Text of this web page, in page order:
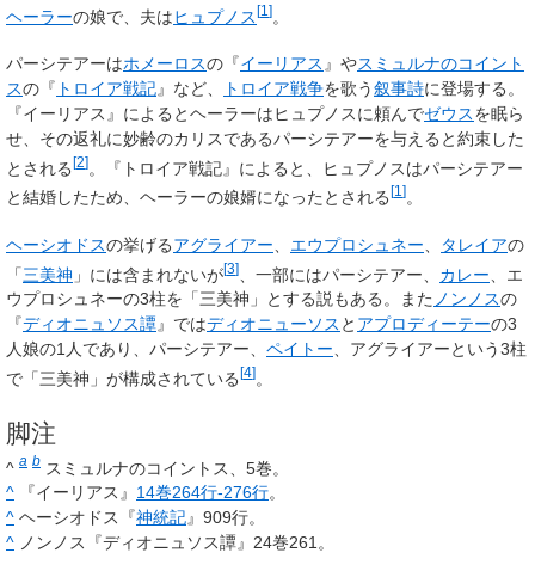
ヘーラーの娘で、夫はヒュプノス [1 ]
パーシテアーはホメーロスの『イーリアス 』やスミュルナのコイント
スの『 トロイア戦記』など、 トロイア戦争を歌う叙事詩に登場する。
『イーリアス』によるとヘーラーはヒュプノスに頼んでゼウスを眠ら
せ、その返礼に妙齢のカリスであるパーシテアーを与えると約束した
とされる[2]。『トロイア戦記』によると、ヒュプノスはパーシテアー
と結婚したため、ヘーラーの娘婿になったとされる [1 ] 。
ヘーシオドスの挙げるアグライアー エウプロシュネー タレイアの
「三美神 」には含まれないが[3] 、一部にはパーシテアー、 カレー 、エ
ウプロシュネーの3柱を「三美神」とする説もある。また ノンノスの
『ディオニュソス譚』ではディオニューソス と アプロディーテーの3
人娘の1人であり、パーシテアー、 ペイトー、アグライアーという3柱
で「三美神」が構成されている [4] 。
脚注
^ a b スミュルナのコイントス、5巻。
^
『イーリアス』 14巻264行-276行。
^ ヘーシオドス『神統記』909行。
^ ノンノス『ディオニュソス譚』24巻261。